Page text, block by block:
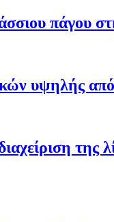
πάγου
υψηλής
της